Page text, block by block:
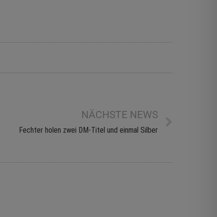
NÄCHSTE NEWS
Fechter holen zwei DM-Titel und einmal Silber